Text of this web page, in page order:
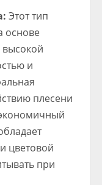
Этот тип
основе
высокой
и
плесени
цветовой
при